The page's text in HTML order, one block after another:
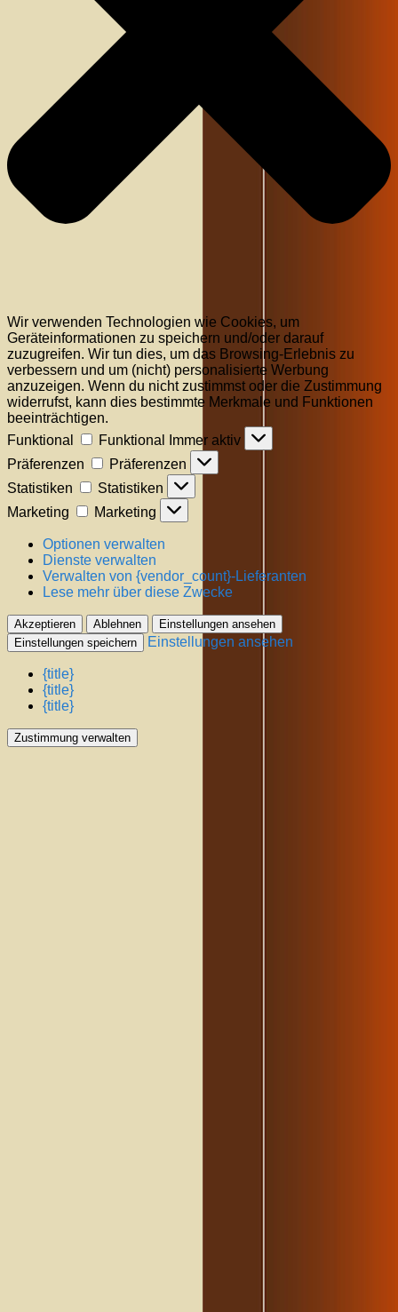
Wir verwenden Technologien wie Cookies, um
Geräteinformationen zu speichern und/oder darauf
zuzugreifen. Wir tun dies, um das Browsing-Erlebnis zu
verbessern und um (nicht) personalisierte Werbung
anzuzeigen. Wenn du nicht zustimmst oder die Zustimmung
widerrufst, kann dies bestimmte Merkmale und Funktionen
beeinträchtigen.
Funktional
Funktional
Immer aktiv
Präferenzen
Präferenzen
Statistiken
Statistiken
Marketing
Marketing
Optionen verwalten
Dienste verwalten
Verwalten von {vendor_count}-Lieferanten
Lese mehr über diese Zwecke
Akzeptieren Ablehnen
Einstellungen ansehen
Einstellungen speichern
Einstellungen ansehen
{title}
{title}
{title}
Zustimmung verwalten